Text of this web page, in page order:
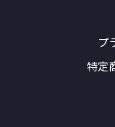
プ
特定